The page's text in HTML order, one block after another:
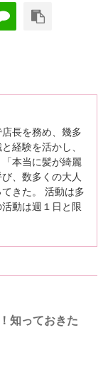
長を務め、幾多
経験を活かし、
本当に髪が綺麗
、数多くの大人
きた。 活動は多
動は週１日と限
知っておきた